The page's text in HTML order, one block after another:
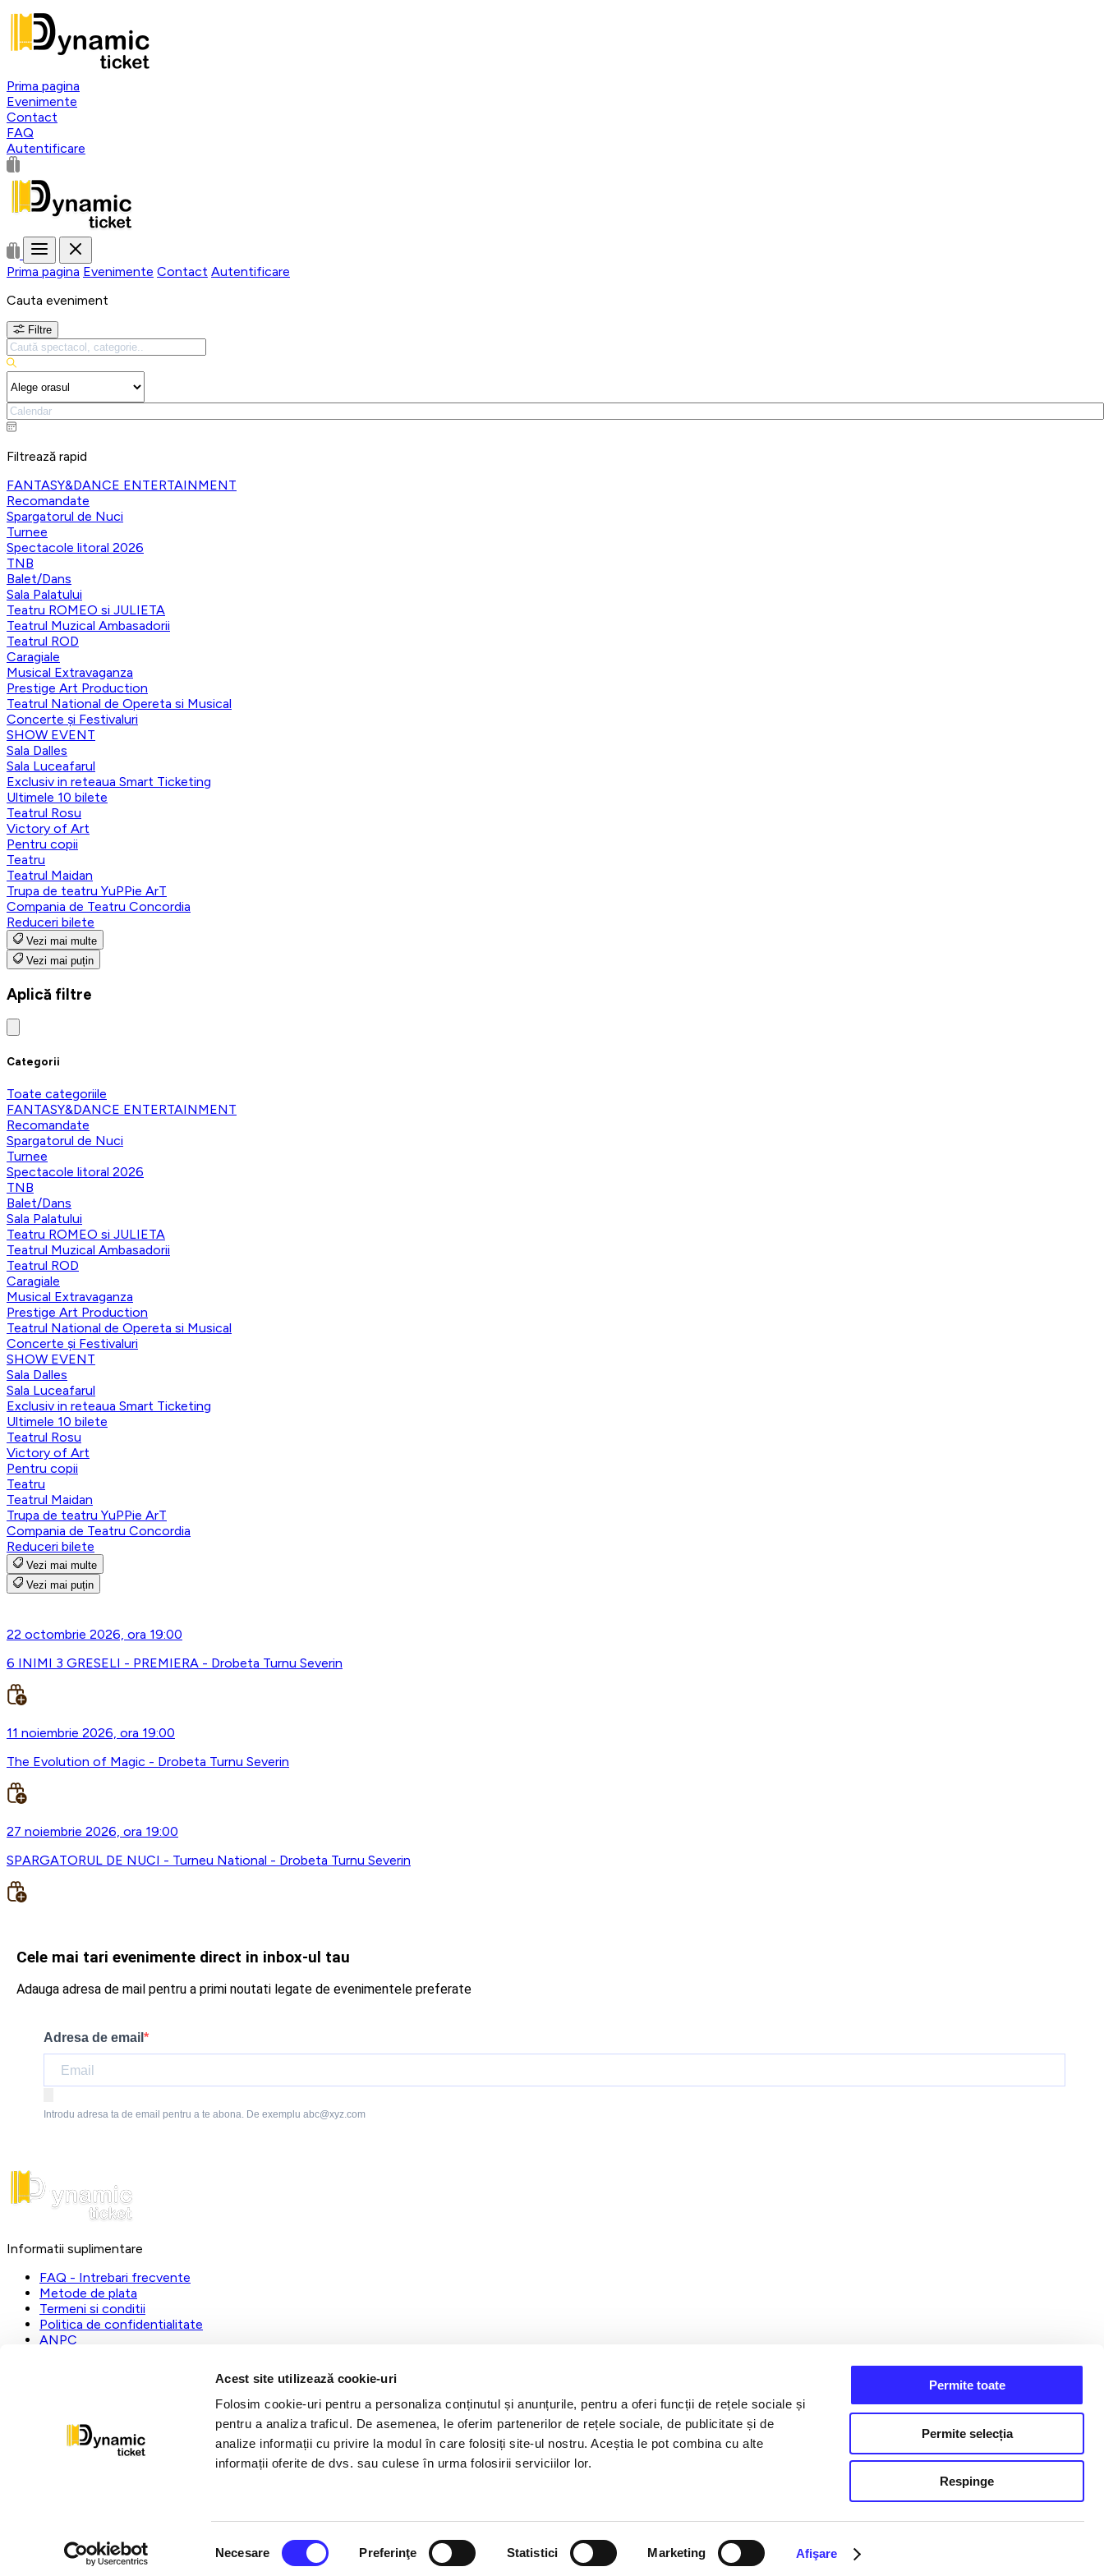
Acest site utilizează cookie-uri
Folosim cookie-uri pentru a personaliza conținutul și anunțurile, pentru a oferi funcții de rețele sociale și
pentru a analiza traficul. De asemenea, le oferim partenerilor de rețele sociale, de publicitate și de
analize informații cu privire la modul în care folosiți site-ul nostru. Aceștia le pot combina cu alte
informații oferite de dvs. sau culese în urma folosirii serviciilor lor.
consimțământului
Necesare Preferinţe Statistici Marketing Afişare
Permite toate
Permite selecția
Respinge
Prima pagina
Evenimente
Contact
FAQ
Autentificare
Prima pagina Evenimente Contact Autentificare
Cauta eveniment
Filtre
Filtrează rapid
FANTASY&DANCE ENTERTAINMENT
Recomandate
Spargatorul de Nuci
Turnee
Spectacole litoral 2026
TNB
Balet/Dans
Sala Palatului
Teatru ROMEO si JULIETA
Teatrul Muzical Ambasadorii
Teatrul ROD
Caragiale
Musical Extravaganza
Prestige Art Production
Teatrul National de Opereta si Musical
Concerte și Festivaluri
SHOW EVENT
Sala Dalles
Sala Luceafarul
Exclusiv in reteaua Smart Ticketing
Ultimele 10 bilete
Teatrul Rosu
Victory of Art
Pentru copii
Teatru
Teatrul Maidan
Trupa de teatru YuPPie ArT
Compania de Teatru Concordia
Reduceri bilete
Vezi mai multe
Vezi mai puțin
Aplică filtre
Categorii
Toate categoriile
FANTASY&DANCE ENTERTAINMENT
Recomandate
Spargatorul de Nuci
Turnee
Spectacole litoral 2026
TNB
Balet/Dans
Sala Palatului
Teatru ROMEO si JULIETA
Teatrul Muzical Ambasadorii
Teatrul ROD
Caragiale
Musical Extravaganza
Prestige Art Production
Teatrul National de Opereta si Musical
Concerte și Festivaluri
SHOW EVENT
Sala Dalles
Sala Luceafarul
Exclusiv in reteaua Smart Ticketing
Ultimele 10 bilete
Teatrul Rosu
Victory of Art
Pentru copii
Teatru
Teatrul Maidan
Trupa de teatru YuPPie ArT
Compania de Teatru Concordia
Reduceri bilete
Vezi mai multe
Vezi mai puțin
22 octombrie 2026, ora 19:00
6 INIMI 3 GRESELI - PREMIERA - Drobeta Turnu Severin
11 noiembrie 2026, ora 19:00
The Evolution of Magic - Drobeta Turnu Severin
27 noiembrie 2026, ora 19:00
SPARGATORUL DE NUCI - Turneu National - Drobeta Turnu Severin
Cele mai tari evenimente direct in inbox-ul tau
Adauga adresa de mail pentru a primi noutati legate de evenimentele preferate
Adresa de email
Introdu adresa ta de email pentru a te abona. De exemplu abc@xyz.com
Informatii suplimentare
FAQ - Intrebari frecvente
Metode de plata
Termeni si conditii
Politica de confidentialitate
ANPC
J23/1019/2023
09:00 - 17:00
dynamic@ticketstore.ro